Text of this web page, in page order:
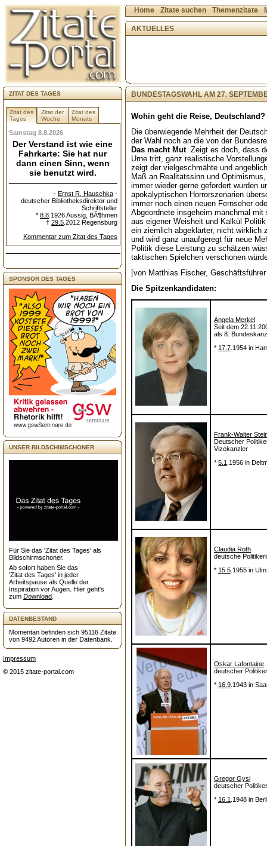
ZITAT DES TAGES
Zitat des
Tages
Zitat der
Woche
Zitat des
Monats
Samstag 8.8.2026
Der Verstand ist wie eine
Fahrkarte: Sie hat nur
dann einen Sinn, wenn
sie benutzt wird.
- Ernst R. Hauschka -
deutscher Bibliotheksdirektor und
Schriftsteller
* 8.8 .1926 Aussig, BÃ¶hmen
† 29.5 .2012 Regensburg
Kommentar zum Zitat des Tages
SPONSOR DES TAGES
UNSER BILDSCHIMSCHONER
Für Sie das 'Zitat des Tages' als
Bildschirmschoner.
Ab sofort haben Sie das
'Zitat des Tages' in jeder
Arbeitspause als Quelle der
Inspiration vor Augen. Hier geht's
zum Download
DATENBESTAND
Momentan befinden sich 95116 Zitate
von 9492 Autoren in der Datenbank.
Impressum
© 2015 zitate-portal.com
Home Zitate suchen Themenzitate
AKTUELLES
BUNDESTAGSWAHL AM 27.
Wohin geht die Reise, Deutschland?
Die überwiegende Mehrheit der
der Wahl noch an die von der
Das macht Mut. Zeigt es doch, dass
Urne tritt, ganz realistische
zeigt der vielgeschmähte und
Maß an Realitätssinn und
immer wieder gerne gefordert wurden
apokalyptischen Horrorszenarien
immer noch einen neuen Fernseher
Abgeordnete insgeheim manchmal
aus eigener Weisheit und Kalkül
ein ziemlich abgeklärter, nicht wirklich
und wird ganz unaufgeregt für neue
Politik diese Leistung zu schätzen
taktischen Spielchen verschonen
[von Matthias Fischer,
Die Spitzenkandidaten:
Angela Merkel
Seit dem
als 8.
* 17.7 .1954 in
Frank-Walter
Deutscher
Vizekanzler
* 5.1 .1956 in
Claudia Roth
deutsche
* 15.5 .1955 in Ulm
Oskar Lafontaine
deutscher
* 16.9 .1943 in
Gregor Gysi
deutscher
* 16.1 .1948 in